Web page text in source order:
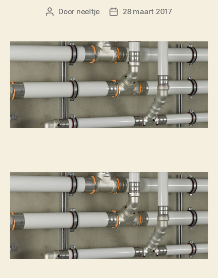
Berichtauteur
Door neeltje Berichtdatum
28 maart 2017